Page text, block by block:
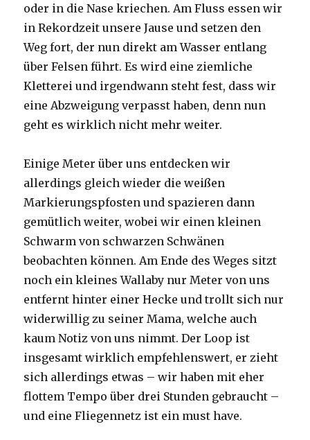
oder in die Nase kriechen. Am Fluss essen wir
in Rekordzeit unsere Jause und setzen den
Weg fort, der nun direkt am Wasser entlang
über Felsen führt. Es wird eine ziemliche
Kletterei und irgendwann steht fest, dass wir
eine Abzweigung verpasst haben, denn nun
geht es wirklich nicht mehr weiter.
Einige Meter über uns entdecken wir
allerdings gleich wieder die weißen
Markierungspfosten und spazieren dann
gemütlich weiter, wobei wir einen kleinen
Schwarm von schwarzen Schwänen
beobachten können. Am Ende des Weges sitzt
noch ein kleines Wallaby nur Meter von uns
entfernt hinter einer Hecke und trollt sich nur
widerwillig zu seiner Mama, welche auch
kaum Notiz von uns nimmt. Der Loop ist
insgesamt wirklich empfehlenswert, er zieht
sich allerdings etwas – wir haben mit eher
flottem Tempo über drei Stunden gebraucht –
und eine Fliegennetz ist ein must have.